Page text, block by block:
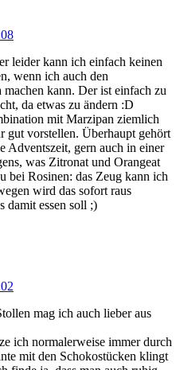
leider kann ich einfach keinen
wenn ich auch den
kann. Der ist einfach zu
da etwas zu ändern :D
mit Marzipan ziemlich
gut vorstellen. Überhaupt gehört
Adventszeit, gern auch in einer
was Zitronat und Orangeat
bei Rosinen: das Zeug kann ich
wird das sofort raus
damit essen soll ;)
mag ich auch lieber aus
ich normalerweise immer durch
mit den Schokostücken klingt